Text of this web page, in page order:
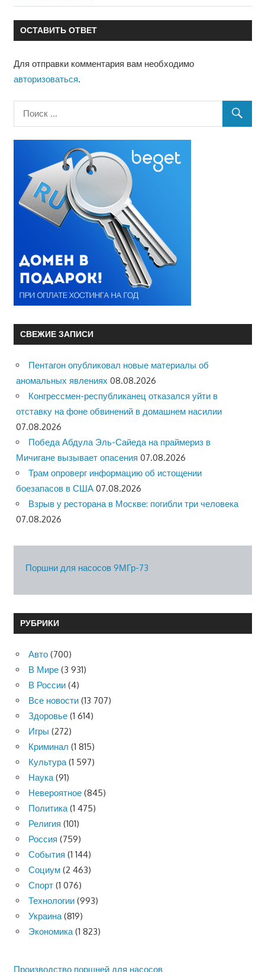
записям
ОСТАВИТЬ ОТВЕТ
Для отправки комментария вам необходимо
авторизоваться.
СВЕЖИЕ ЗАПИСИ
Пентагон опубликовал новые материалы об
аномальных явлениях 08.08.2026
Конгрессмен-республиканец отказался уйти в
отставку на фоне обвинений в домашнем насилии
07.08.2026
Победа Абдула Эль-Сайеда на праймериз в
Мичигане вызывает опасения 07.08.2026
Трам опроверг информацию об истощении
боезапасов в США 07.08.2026
Взрыв у ресторана в Москве: погибли три человека
07.08.2026
Поршни для насосов 9МГр-73
РУБРИКИ
Авто (700)
В Мире (3 931)
В России (4)
Все новости (13 707)
Здоровье (1 614)
Игры (272)
Криминал (1 815)
Культура(1 597)
Наука(91)
Невероятное (845)
Политика(1 475)
Религия (101)
Россия (759)
События (1 144)
Социум (2 463)
Спорт (1 076)
Технологии (993)
Украина(819)
Экономика(1 823)
Производство поршней для насосов